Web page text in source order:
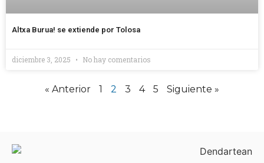
Altxa Burua! se extiende por Tolosa
diciembre 3, 2025 No hay comentarios
« Anterior 1 2 3 4 5 Siguiente »